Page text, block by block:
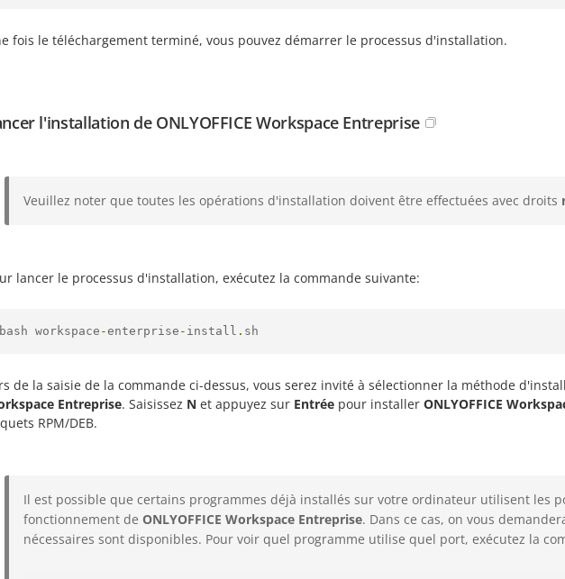
fois le téléchargement terminé, vous pouvez démarrer le processus d'installation.
l'installation de ONLYOFFICE Workspace Entreprise
Veuillez noter que toutes les opérations d'installation doivent être effectuées avec droits
lancer le processus d'installation, exécutez la commande suivante:
bash workspace -enterprise - install . sh
de la saisie de la commande ci-dessus, vous serez invité à sélectionner la méthode
Entreprise. Saisissez N et appuyez sur Entrée pour installer ONLYOFFICE
RPM/DEB.
Il est possible que certains programmes déjà installés sur votre ordinateur utilisent les
fonctionnement de ONLYOFFICE Workspace Entreprise. Dans ce cas, on vous
nécessaires sont disponibles. Pour voir quel programme utilise quel port, exécutez la